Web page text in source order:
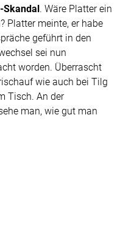
. Wäre Platter ein
Platter meinte, er habe
geführt in den
sei nun
worden. Überrascht
wie auch bei Tilg
Tisch. An der
man, wie gut man